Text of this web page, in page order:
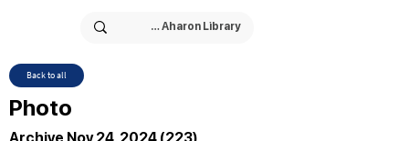
Back to all
Photo
Archive Nov 24, 2024 (223)